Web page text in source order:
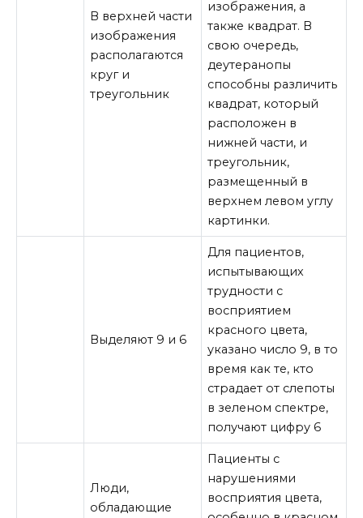
В верхней части
изображения
располагаются
круг и
треугольник
изображения, а
также квадрат. В
свою очередь,
деутеранопы
способны различить
квадрат, который
расположен в
нижней части, и
треугольник,
размещенный в
верхнем левом углу
картинки.
Выделяют 9 и 6
Для пациентов,
испытывающих
трудности с
восприятием
красного цвета,
указано число 9, в то
время как те, кто
страдает от слепоты
в зеленом спектре,
получают цифру 6
Люди,
обладающие
Пациенты с
нарушениями
восприятия цвета,